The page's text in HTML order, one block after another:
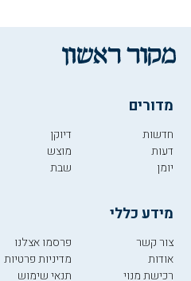
מדורים
חדשות
דעות
יומן
דיוקן
מוצש
שבת
מידע כללי
צור קשר
אודות
רכישת מנוי
פרסמו אצלנו
מדיניות פרטיות
תנאי שימוש